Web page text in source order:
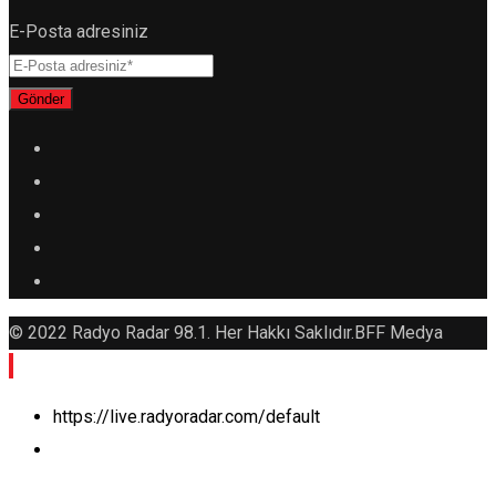
E-Posta adresiniz
Gönder
© 2022 Radyo Radar 98.1. Her Hakkı Saklıdır.BFF Medya
https://live.radyoradar.com/default